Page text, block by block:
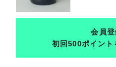
会員
初回500ポイント